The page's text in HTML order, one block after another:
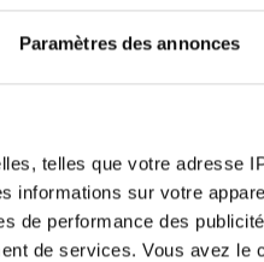
Paramètres des annonces
telles que votre adresse
informations sur votre
de performance des
de services. Vous avez le